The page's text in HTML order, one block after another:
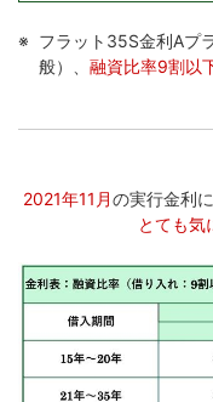
フラット35S金利Aプ
般）、 融資比率9割以
2021年11月の実行金利
とても気